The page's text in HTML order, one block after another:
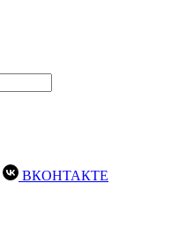
ВКОНТАКТЕ